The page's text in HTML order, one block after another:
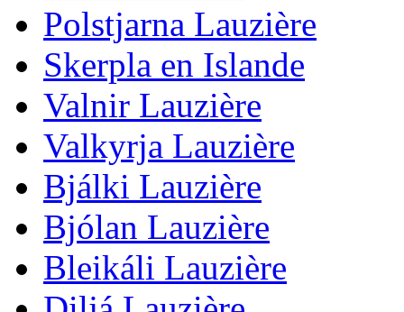
Polstjarna Lauzière
Skerpla en Islande
Valnir Lauzière
Valkyrja Lauzière
Bjálki Lauzière
Bjólan Lauzière
Bleikáli Lauzière